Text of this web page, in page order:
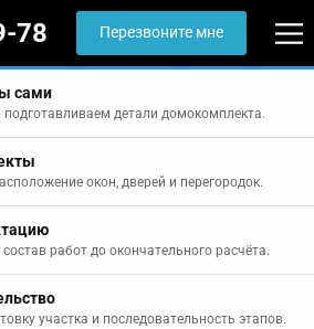
78 Перезвоните мне
сами
детали домокомплекта.
окон, дверей и перегородок.
работ до окончательного расчёта.
участка и последовательность этапов.